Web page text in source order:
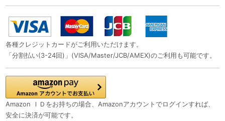
各種クレジットカードがご利用いただけます。
「分割払い(3-24回)」(VISA/Master/JCB/AMEX)のご利用も可能です。
Amazon ＩＤをお持ちの場合、Amazonアカウントでログインすれば、
安全に決済が可能です。